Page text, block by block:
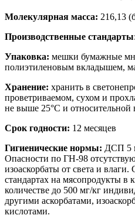
Молекулярная масса: 216,13
Производственные стандарты
Упаковка: мешки бумажные
полиэтиленовым вкладышем,
Хранение: хранить в
проветриваемом, сухом и
не выше 25°С и относительной
Срок годности: 12 месяцев
Гигиенические нормы: ДСП 5
Опасности по ГН-98
изоаскорбаты от света и
стандартах на мясопродукты в
количестве до 500 мг/кг
другими аскорбатами,
кислотами.